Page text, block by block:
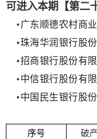
可进入本期【第二
•广东顺德农村商
•珠海华润银行股
•招商银行股份有
•中信银行股份有
•中国民生银行股
序号 破